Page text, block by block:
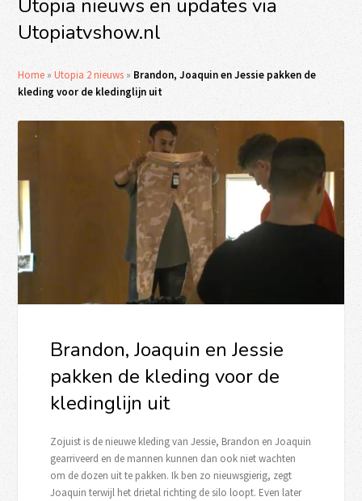
Utopia nieuws en updates via
Utopiatvshow.nl
Home »Utopia 2 nieuws » Brandon, Joaquin en Jessie pakken de
kleding voor de kledinglijn uit
Brandon, Joaquin en Jessie
pakken de kleding voor de
kledinglijn uit
Zojuist is de nieuwe kleding van Jessie, Brandon en Joaquin
gearriveerd en de mannen kunnen dan ook niet wachten
om de dozen uit te pakken. Ik ben zo nieuwsgierig, zegt
Joaquin terwijl het drietal richting de silo loopt. Even later